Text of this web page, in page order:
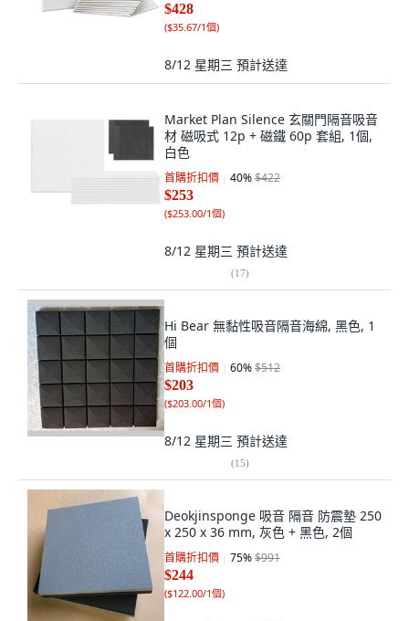
$428
($35.67/1個)
8/12 星期三 預計送達
Market Plan Silence 玄關門隔音吸音
材 磁吸式 12p + 磁鐵 60p 套組, 1個,
白色
首購折扣價 40%$422
$253
($253.00/1個)
8/12 星期三 預計送達
(17)
Hi Bear 無黏性吸音隔音海綿, 黑色, 1
個
首購折扣價 60%$512
$203
($203.00/1個)
8/12 星期三 預計送達
(15)
Deokjinsponge 吸音 隔音 防震墊 250
x 250 x 36 mm, 灰色 + 黑色, 2個
首購折扣價 75%$991
$244
($122.00/1個)